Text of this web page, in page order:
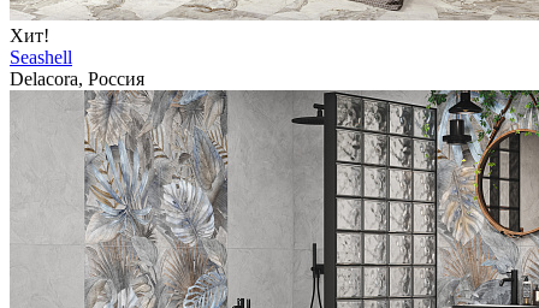
Хит!
Seashell
Delacora, Россия